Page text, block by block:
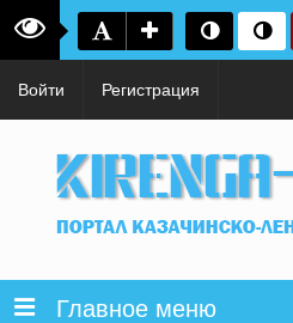
Войти Регистрация
Главное меню